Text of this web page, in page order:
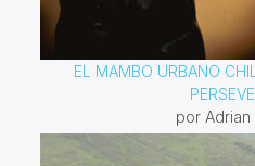
EL MAMBO URBANO
por Adrian